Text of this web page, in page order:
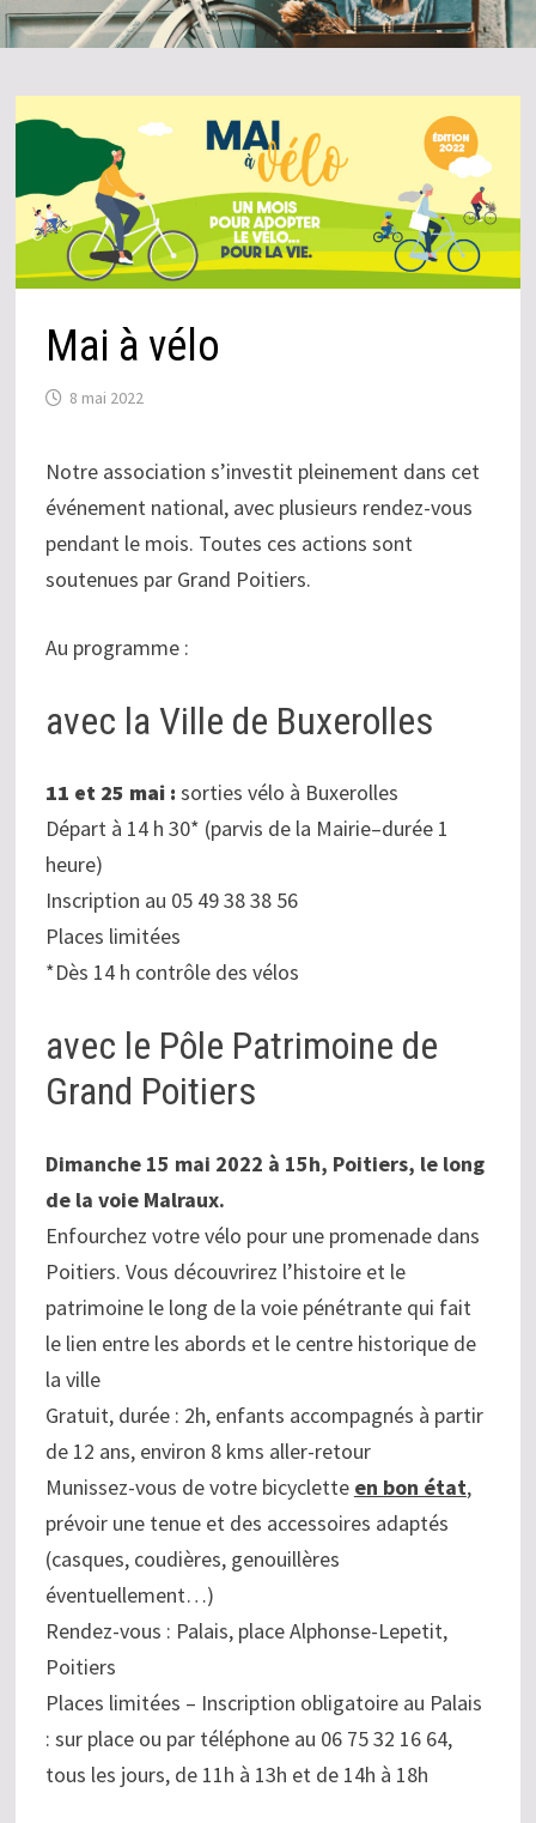
Mai à vélo
8 mai 2022
Notre association s’investit pleinement dans cet
événement national, avec plusieurs rendez-vous
pendant le mois. Toutes ces actions sont
soutenues par Grand Poitiers.
Au programme :
avec la Ville de Buxerolles
11 et 25 mai : sorties vélo à Buxerolles
Départ à 14 h 30* (parvis de la Mairie–durée 1
heure)
Inscription au 05 49 38 38 56
Places limitées
*Dès 14 h contrôle des vélos
avec le Pôle Patrimoine de
Grand Poitiers
Dimanche 15 mai 2022 à 15h, Poitiers, le long
de la voie Malraux.
Enfourchez votre vélo pour une promenade dans
Poitiers. Vous découvrirez l’histoire et le
patrimoine le long de la voie pénétrante qui fait
le lien entre les abords et le centre historique de
la ville
Gratuit, durée : 2h, enfants accompagnés à partir
de 12 ans, environ 8 kms aller-retour
Munissez-vous de votre bicyclette en bon état,
prévoir une tenue et des accessoires adaptés
(casques, coudières, genouillères
éventuellement…)
Rendez-vous : Palais, place Alphonse-Lepetit,
Poitiers
Places limitées – Inscription obligatoire au Palais
: sur place ou par téléphone au 06 75 32 16 64,
tous les jours, de 11h à 13h et de 14h à 18h